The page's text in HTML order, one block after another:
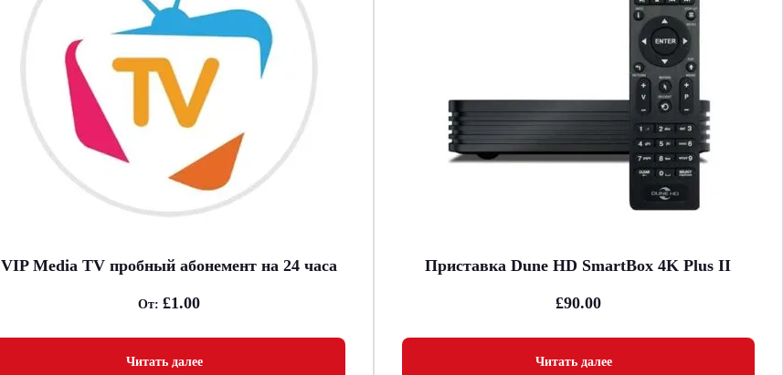
VIP Media TV пробный абонемент на 24 часа
От: £1.00
Читать далее
Приставка Dune HD SmartBox 4K Plus II
£90.00
Читать далее